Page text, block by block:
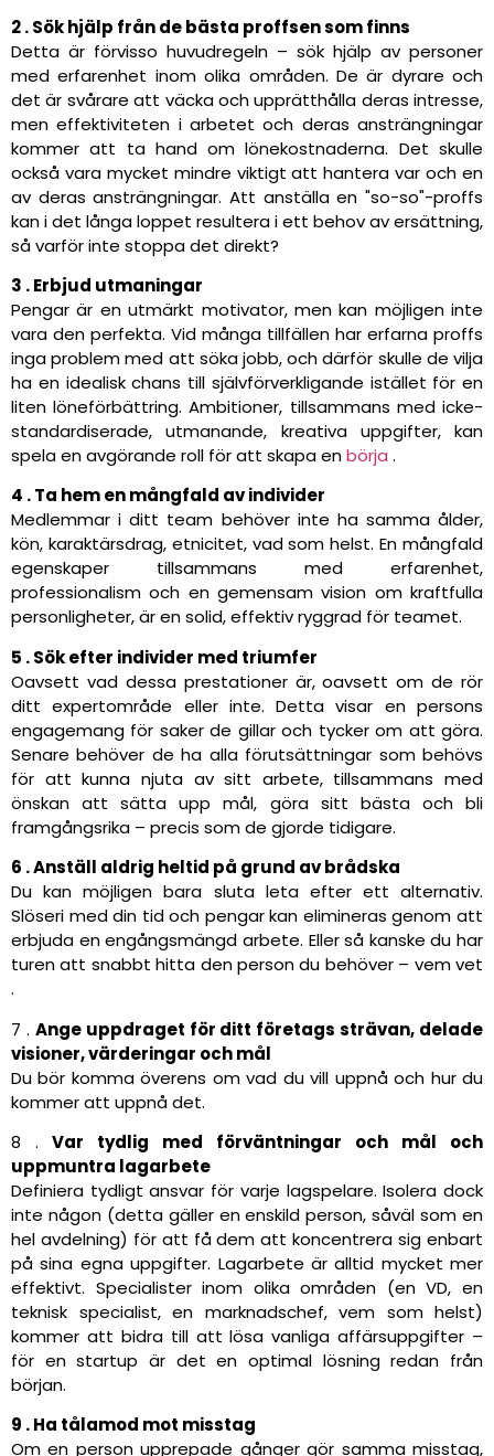
2 . Sök hjälp från de bästa proffsen som finns
Detta är förvisso huvudregeln – sök hjälp av personer
med erfarenhet inom olika områden. De är dyrare och
det är svårare att väcka och upprätthålla deras intresse,
men effektiviteten i arbetet och deras ansträngningar
kommer att ta hand om lönekostnaderna. Det skulle
också vara mycket mindre viktigt att hantera var och en
av deras ansträngningar. Att anställa en "so-so"-proffs
kan i det långa loppet resultera i ett behov av ersättning,
så varför inte stoppa det direkt?
3 . Erbjud utmaningar
Pengar är en utmärkt motivator, men kan möjligen inte
vara den perfekta. Vid många tillfällen har erfarna proffs
inga problem med att söka jobb, och därför skulle de vilja
ha en idealisk chans till självförverkligande istället för en
liten löneförbättring. Ambitioner, tillsammans med icke-
standardiserade, utmanande, kreativa uppgifter, kan
spela en avgörande roll för att skapa enbörja .
4 . Ta hem en mångfald av individer
Medlemmar i ditt team behöver inte ha samma ålder,
kön, karaktärsdrag, etnicitet, vad som helst. En mångfald
egenskaper tillsammans med erfarenhet,
professionalism och en gemensam vision om kraftfulla
personligheter, är en solid, effektiv ryggrad för teamet.
5 . Sök efter individer med triumfer
Oavsett vad dessa prestationer är, oavsett om de rör
ditt expertområde eller inte. Detta visar en persons
engagemang för saker de gillar och tycker om att göra.
Senare behöver de ha alla förutsättningar som behövs
för att kunna njuta av sitt arbete, tillsammans med
önskan att sätta upp mål, göra sitt bästa och bli
framgångsrika – precis som de gjorde tidigare.
6 . Anställ aldrig heltid på grund av brådska
Du kan möjligen bara sluta leta efter ett alternativ.
Slöseri med din tid och pengar kan elimineras genom att
erbjuda en engångsmängd arbete. Eller så kanske du har
turen att snabbt hitta den person du behöver – vem vet
.
7 . Ange uppdraget för ditt företags strävan, delade
visioner, värderingar och mål
Du bör komma överens om vad du vill uppnå och hur du
kommer att uppnå det.
8 . Var tydlig med förväntningar och mål och
uppmuntra lagarbete
Definiera tydligt ansvar för varje lagspelare. Isolera dock
inte någon (detta gäller en enskild person, såväl som en
hel avdelning) för att få dem att koncentrera sig enbart
på sina egna uppgifter. Lagarbete är alltid mycket mer
effektivt. Specialister inom olika områden (en VD, en
teknisk specialist, en marknadschef, vem som helst)
kommer att bidra till att lösa vanliga affärsuppgifter –
för en startup är det en optimal lösning redan från
början.
9 . Ha tålamod mot misstag
Om en person upprepade gånger gör samma misstag,